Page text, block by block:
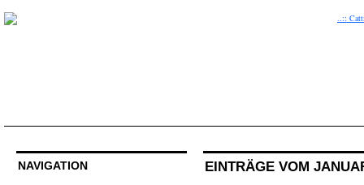
NAVIGATION EINTRÄGE VOM